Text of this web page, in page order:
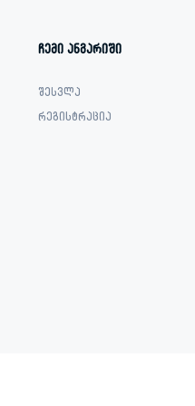
ჩემი ანგარიში
შესვლა
რეგისტრაცია